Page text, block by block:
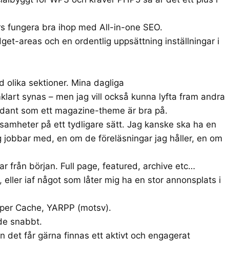
fungera bra ihop med All-in-one SEO.
areas och en ordentlig uppsättning inställningar i
olika sektioner. Mina dagliga
synas – men jag vill också kunna lyfta fram andra
som ett magazine-theme är bra på.
på ett tydligare sätt. Jag kanske ska ha en
med, en om de föreläsningar jag håller, en om
från början. Full page, featured, archive etc…
iaf något som låter mig ha en stor annonsplats i
Cache, YARPP (motsv).
snabbt.
det får gärna finnas ett aktivt och engagerat